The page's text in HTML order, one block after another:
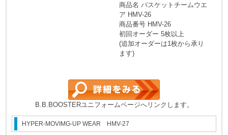
商品名 バスケットチームウエ
ア HMV-26
商品番号 HMV-26
初回オーダー 5枚以上
(追加オーダーは1枚から承り
ます)
B.B.BOOSTERユニフォームページへリンクします。
HYPER-MOVIMG-UP WEAR HMV-27